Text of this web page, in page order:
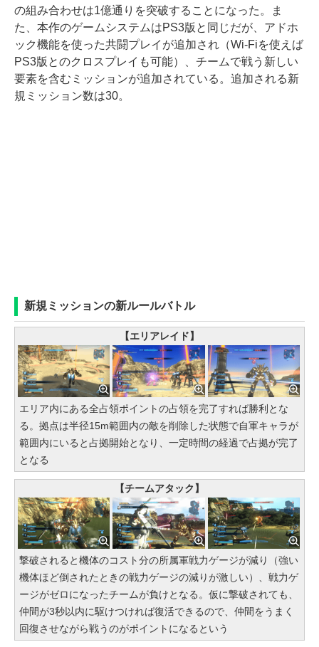
の組み合わせは1億通りを突破することになった。ま
た、本作のゲームシステムはPS3版と同じだが、アドホ
ック機能を使った共闘プレイが追加され（Wi-Fiを使えば
PS3版とのクロスプレイも可能）、チームで戦う新しい
要素を含むミッションが追加されている。追加される新
規ミッション数は30。
新規ミッションの新ルールバトル
【エリアレイド】
エリア内にある全占領ポイントの占領を完了すれば勝利とな
る。拠点は半径15m範囲内の敵を削除した状態で自軍キャラが
範囲内にいると占拠開始となり、一定時間の経過で占拠が完了
となる
【チームアタック】
撃破されると機体のコスト分の所属軍戦力ゲージが減り（強い
機体ほど倒されたときの戦力ゲージの減りが激しい）、戦力ゲ
ージがゼロになったチームが負けとなる。仮に撃破されても、
仲間が3秒以内に駆けつければ復活できるので、仲間をうまく
回復させながら戦うのがポイントになるという